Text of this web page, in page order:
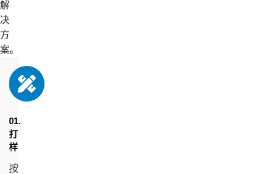
解
决
方
案。
01.
打
样
按